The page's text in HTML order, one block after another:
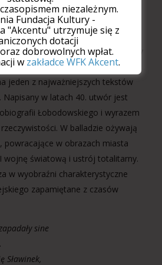
między innymi na powojenną
co uwidaczniają fragmenty
Ballady lubelskiej. Tak jak poemat
jeden z najważniejszych tekstów
Napisany w latach 40. utwór jest
Łobodowskiego i wyrazem
W balladzie ożywają
powracające w obrazach miasta
wojnę światową i ustrój totalitarny.
w wyobraźni charakterystyczne
zapamiętane z czasów
sine
Sławinek,
niezależnym.
Fundacja Kultury -
"Akcentu" utrzymuje się z
dotacji
dobrowolnych wpłat.
w zakładce WFK Akcent.